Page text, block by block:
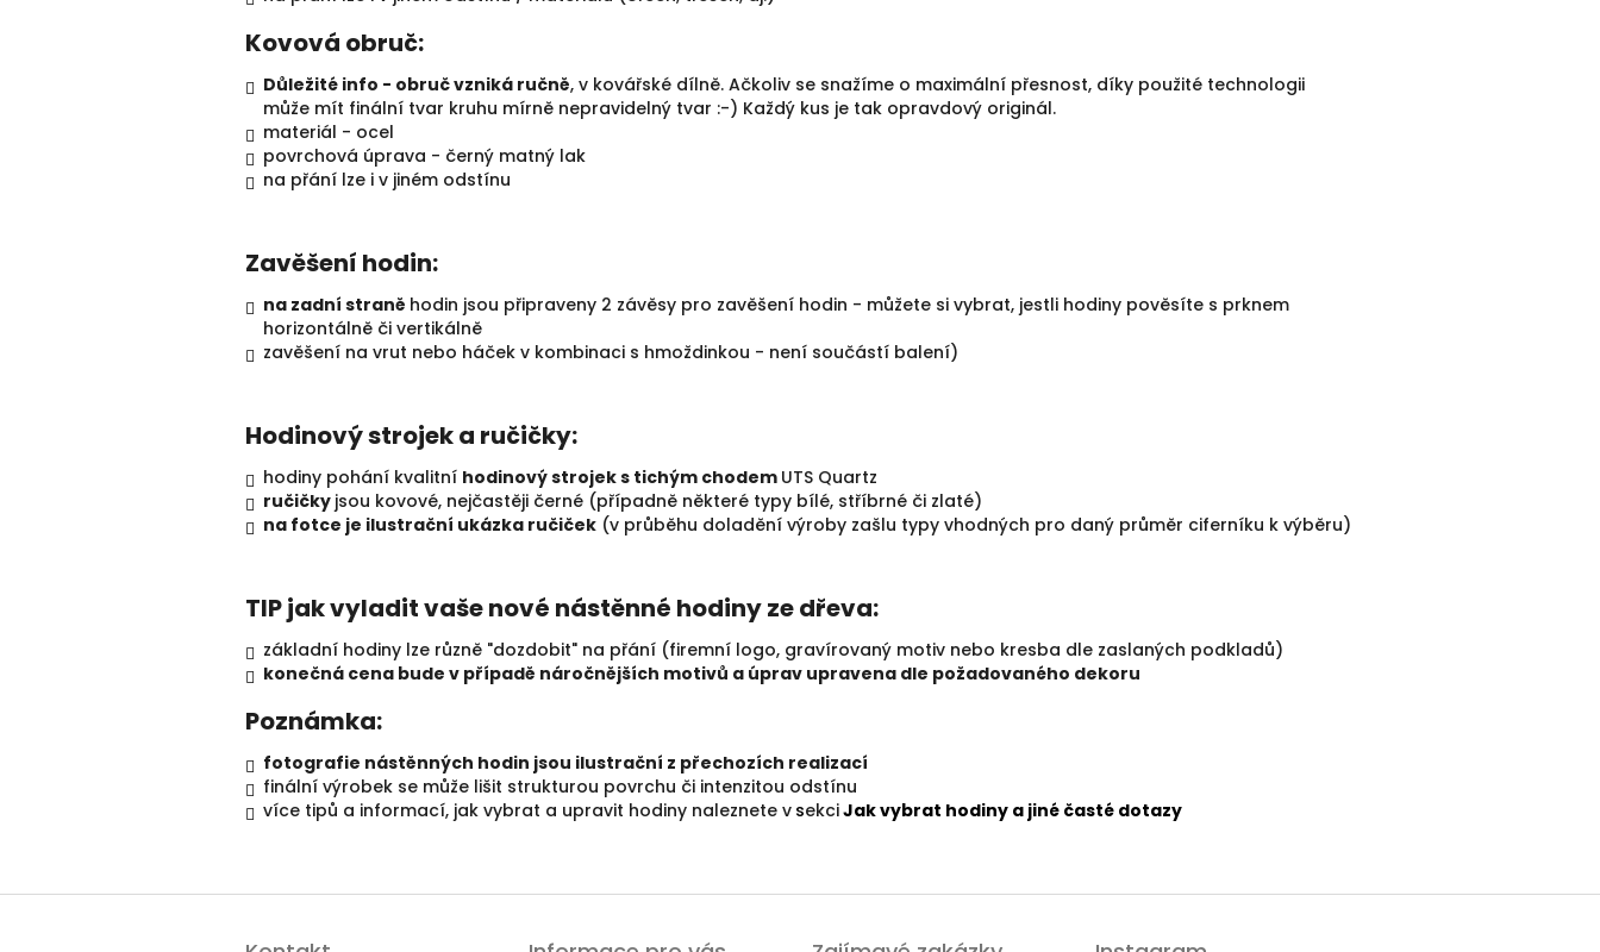
Kovová obruč:
Důležité info - obruč vzniká ručně, v kovářské dílně. Ačkoliv se snažíme o maximální přesnost, díky použité technologii
může mít finální tvar kruhu mírně nepravidelný tvar :-) Každý kus je tak opravdový originál.
materiál - ocel
povrchová úprava - černý matný lak
na přání lze i v jiném odstínu
Zavěšení hodin:
na zadní straně hodin jsou připraveny 2 závěsy pro zavěšení hodin - můžete si vybrat, jestli hodiny pověsíte s prknem
horizontálně či vertikálně
zavěšení na vrut nebo háček v kombinaci s hmoždinkou - není součástí balení)
Hodinový strojek a ručičky:
hodiny pohání kvalitní hodinový strojek s tichým chodem UTS Quartz
ručičky jsou kovové, nejčastěji černé (případně některé typy bílé, stříbrné či zlaté)
na fotce je ilustrační ukázka ručiček (v průběhu doladění výroby zašlu typy vhodných pro daný průměr ciferníku k výběru)
TIP jak vyladit vaše nové nástěnné hodiny ze dřeva:
základní hodiny lze různě "dozdobit" na přání (firemní logo, gravírovaný motiv nebo kresba dle zaslaných podkladů)
konečná cena bude v případě náročnějších motivů a úprav upravena dle požadovaného dekoru
Poznámka:
fotografie nástěnných hodin jsou ilustrační z přechozích realizací
finální výrobek se může lišit strukturou povrchu či intenzitou odstínu
více tipů a informací, jak vybrat a upravit hodiny naleznete v sekciJak vybrat hodiny a jiné časté dotazy